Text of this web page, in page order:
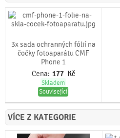
3x sada ochranných fólií na
čočky fotoaparátu CMF
Phone 1
Cena: 177 Kč
Skladem
Související
VÍCE Z KATEGORIE